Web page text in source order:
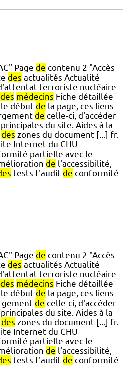
Page de contenu 2 "Accès
des actualités Actualité
terroriste nucléaire
des médecins Fiche détaillée
le début de la page, ces liens
de celle-ci, d'accéder
du site. Aides à la
des zones du document [...] fr.
Internet du CHU
partielle avec le
de l'accessibilité,
tests L'audit de conformité
Page de contenu 2 "Accès
des actualités Actualité
terroriste nucléaire
des médecins Fiche détaillée
le début de la page, ces liens
de celle-ci, d'accéder
du site. Aides à la
des zones du document [...] fr.
Internet du CHU
partielle avec le
de l'accessibilité,
tests L'audit de conformité